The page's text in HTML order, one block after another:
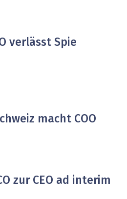
verlässt Spie
macht COO
zur CEO ad interim